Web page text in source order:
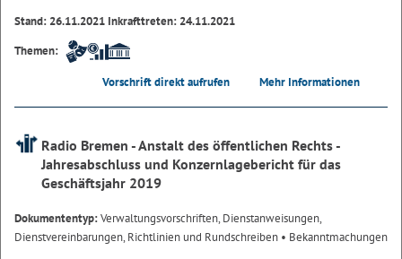
Stand: 26.11.2021 Inkrafttreten: 24.11.2021
Themen:
Vorschrift direkt aufrufen Mehr Informationen
Radio Bremen - Anstalt des öffentlichen Rechts -
Jahresabschluss und Konzernlagebericht für das
Geschäftsjahr 2019
Dokumententyp:Verwaltungsvorschriften, Dienstanweisungen,
Dienstvereinbarungen, Richtlinien und Rundschreiben • Bekanntmachungen